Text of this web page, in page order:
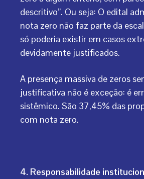
descritivo”. Ou seja: O edital
nota zero não faz parte da
só poderia existir em casos
devidamente justificados.
A presença massiva de zeros
justificativa não é exceção: é
sistêmico. São 37,45% das
com nota zero.
4. Responsabilidade